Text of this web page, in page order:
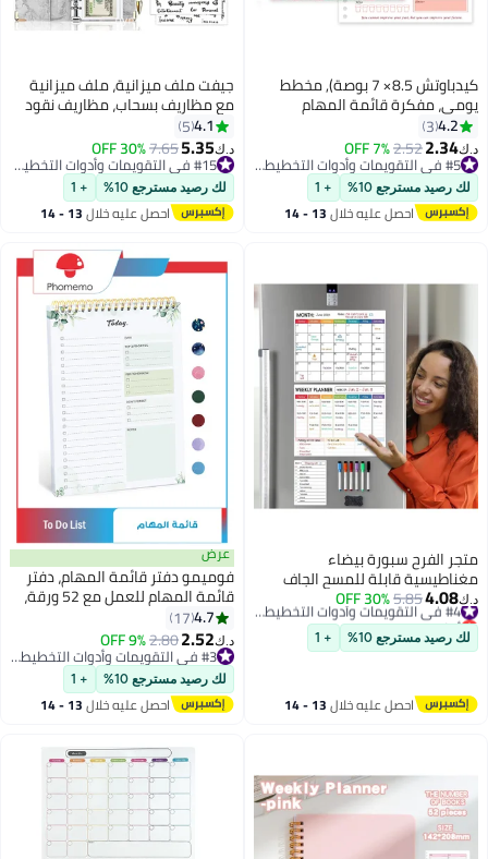
كيدباوتش 8.5× 7 بوصة), مخطط
يومي، مفكرة قائمة المهام
اللطيفة مع جيب خلفي لتنظيم
المهام اليومية وتعزيز الكفاءة،
مخطط دفتر الملاحظات للقوائم
المرجعية المثالية للنساء بسهول
4.2
3
د.ك‏2.34
2.52
7% OFF
#5 في التقويمات وأدوات التخطيط والتنظيم
لك رصيد مسترجع 10% + 1
احصل عليه خلال 13 - 14
جيفت ملف ميزانية، ملف ميزانية
مع مظاريف بسحاب، مظاريف نقود
لوضع الميزانية وتوفير المال، منظم
نقود، 14 مخطط ميزانية مع مظاريف
نقود، رمادي
4.1
5
د.ك‏5.35
7.65
30% OFF
#15 في التقويمات وأدوات التخطيط والتنظيم
لك رصيد مسترجع 10% + 1
احصل عليه خلال 13 - 14
متجر الفرح سبورة بيضاء
مغناطيسية قابلة للمسح الجاف
للثلاجة، 3 ألواح متضمنة، سبورة
بيضاء للتقويم الشهري والأسبوعي
واليومي لمخطط الأسرة، لوحة
د.ك‏4.08
5.85
30% OFF
أقل سعر في 7 يوم
لك رصيد مسترجع 10% + 1
احصل عليه خلال 13 - 14
عرض
فوميمو دفتر قائمة المهام، دفتر
قائمة المهام للعمل مع 52 ورقة،
مخطط يومي بدون تاريخ، مثالي
للمهام اليومية وتحديد الأهداف،
دفتر قائمة المهام مناسب للمكتب
والمنزل والمدرسة
4.7
17
د.ك‏2.52
2.80
9% OFF
#3 في التقويمات وأدوات التخطيط والتنظيم
لك رصيد مسترجع 10% + 1
احصل عليه خلال 13 - 14